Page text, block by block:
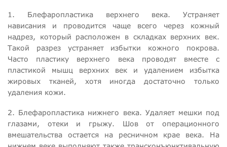
1. Блефаропластика верхнего века. Устраняет
нависания и проводится чаще всего через кожный
надрез, который расположен в складках верхних век.
Такой разрез устраняет избытки кожного покрова.
Часто пластику верхнего века проводят вместе с
пластикой мышц верхних век и удалением избытка
жировых тканей, хотя иногда достаточно только
удаления кожи.
2. Блефаропластика нижнего века. Удаляет мешки под
глазами, отеки и грыжу. Шов от операционного
вмешательства остается на ресничном крае века. На